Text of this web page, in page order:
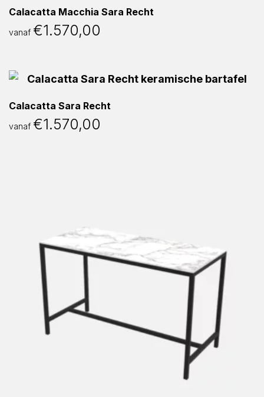
Calacatta Macchia Sara Recht
vanaf €1.570,00
Calacatta Sara Recht
vanaf €1.570,00